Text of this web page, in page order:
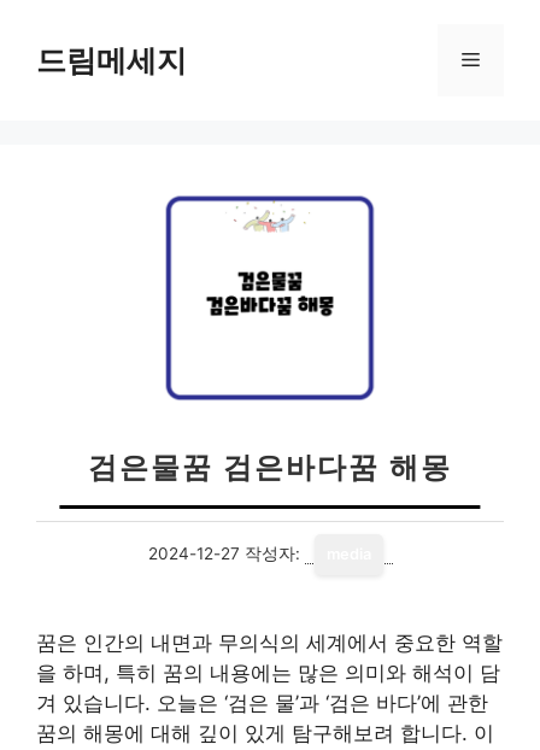
드림메세지 메
검은물꿈 검은바다꿈 해몽
2024-12-27 작성자:
꿈은 인간의 내면과 무의식의 세계에서 중요한 역할
을 하며, 특히 꿈의 내용에는 많은 의미와 해석이 담
겨 있습니다. 오늘은 ‘검은 물’과 ‘검은 바다’에 관한
꿈의 해몽에 대해 깊이 있게 탐구해보려 합니다. 이